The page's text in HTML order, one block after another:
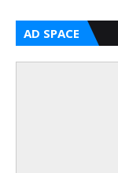
AD SPACE